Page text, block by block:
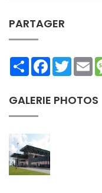
PARTAGER
ShareFacebookTwitter
GALERIE PHOTOS